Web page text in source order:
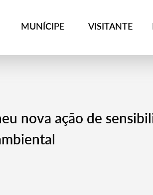
MUNÍCIPE VISITANTE
nova ação de